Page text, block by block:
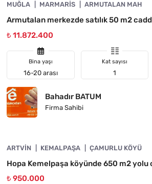
ÖNE ÇIKAN
MUĞLA MARMARIS ARMUTALAN MAH
Armutalan merkezde satılık 50 m2
₺ 11.872.400
Bina yaşı
16-20 arası
Kat sayısı
1
Bahadır BATUM
Firma Sahibi
ACIL
ARTVIN KEMALPAŞA ÇAMURLU KÖYÜ
Hopa Kemelpaşa köyünde 650 m2 yolu
₺ 950.000